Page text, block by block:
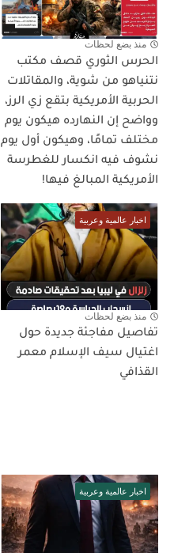
منذ بضع لحظات
الحرس الثوري قصف مكتب
نتنياهو من شوية، والمقاتلات
الحربية الأمريكية بتقع زي الرز،
وواضح إن النهارده هيكون يوم
مختلف تمامًا، وهيكون أول يوم
نشوف فيه انكسار للغطرسة
الأمريكية المبالغ فيها!
اخبار عالمية وعربية
منذ بضع لحظات
تفاصيل مفاجئة جديدة حول
اغتيال سيف الإسلام معمر
القذافي
اخبار عالمية وعربية